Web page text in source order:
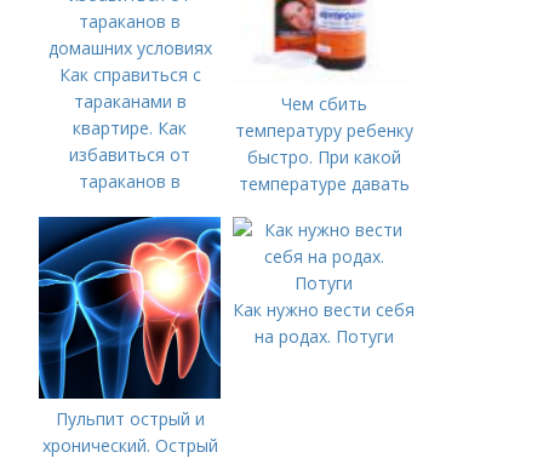
Как справиться с
тараканами в
квартире. Как
избавиться от
тараканов в
Чем сбить
температуру ребенку
быстро. При какой
температуре давать
ребенку?
Пульпит острый и
хронический. Острый
Как нужно вести себя
на родах. Потуги